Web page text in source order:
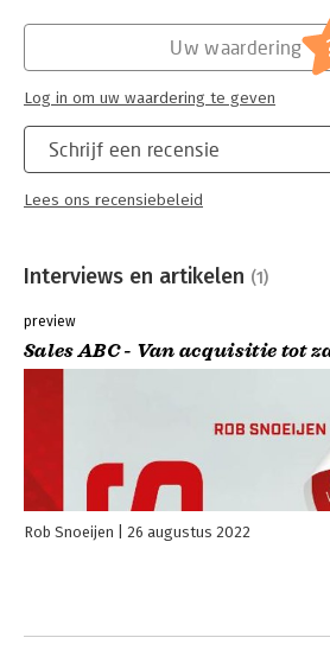
Schrijf een recensie
Lees ons recensiebeleid
Uw waardering
Log in om uw waardering te geven
Interviews en artikelen (1)
preview
Sales ABC - Van acquisitie tot
Rob Snoeijen 26 augustus 2022